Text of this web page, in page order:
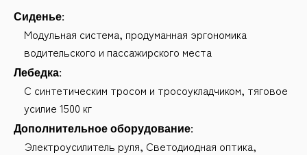
Сиденье:
Модульная система, продуманная эргономика
водительского и пассажирского места
Лебедка:
C синтетическим тросом и тросоукладчиком, тяговое
усилие 1500 кг
Дополнительное оборудование:
Электроусилитель руля, Светодиодная оптика,